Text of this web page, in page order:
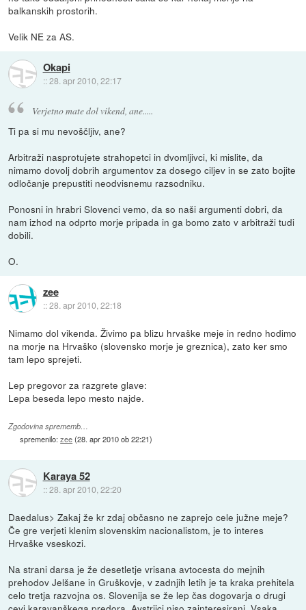
balkanskih prostorih.
Velik NE za AS.
Okapi
::28. apr 2010, 22:17
Verjetno mate dol vikend, ane.....
Ti pa si mu nevoščljiv, ane?
Arbitraži nasprotujete strahopetci in dvomljivci, ki mislite, da
nimamo dovolj dobrih argumentov za dosego ciljev in se zato bojite
odločanje prepustiti neodvisnemu razsodniku.
Ponosni in hrabri Slovenci vemo, da so naši argumenti dobri, da
nam izhod na odprto morje pripada in ga bomo zato v arbitraži tudi
dobili.
O.
zee
::28. apr 2010, 22:18
Nimamo dol vikenda. Živimo pa blizu hrvaške meje in redno hodimo
na morje na Hrvaško (slovensko morje je greznica), zato ker smo
tam lepo sprejeti.
Lep pregovor za razgrete glave:
Lepa beseda lepo mesto najde.
Zgodovina sprememb…
spremenilo:zee(28. apr 2010 ob 22:21)
Karaya 52
::28. apr 2010, 22:20
Daedalus> Zakaj že kr zdaj občasno ne zaprejo cele južne meje?
Če gre verjeti klenim slovenskim nacionalistom, je to interes
Hrvaške vseskozi.
Na strani darsa je že desetletje vrisana avtocesta do mejnih
prehodov Jelšane in Gruškovje, v zadnjih letih je ta kraka prehitela
celo tretja razvojna os. Slovenija se že lep čas dogovarja o drugi